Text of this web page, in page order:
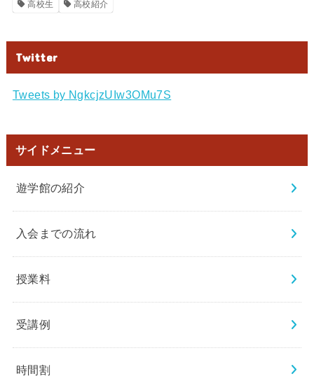
高校生
高校紹介
Twitter
Tweets by NgkcjzUIw3OMu7S
サイドメニュー
遊学館の紹介
入会までの流れ
授業料
受講例
時間割